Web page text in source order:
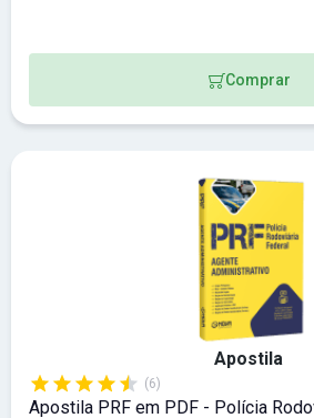
Comprar
Apostila
(6)
Apostila PRF em PDF - Polícia